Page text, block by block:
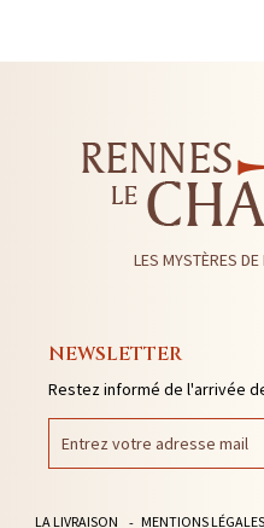
LES MYSTÈRES
NEWSLETTER
Restez informé de l'arrivée
LA LIVRAISON MENTIONS LÉGALES